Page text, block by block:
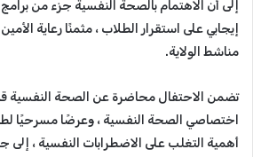
إلى أن الاهتمام بالصحة النفسية جزء من
إيجابي على استقرار الطلاب ، مثمنًا رعاية
مناشط الولاية.
تضمن الاحتفال محاضرة عن الصحة النفسية
اختصاصي الصحة النفسية ، وعرضًا مسرحيًا
أهمية التغلب على الاضطرابات النفسية ، إلى